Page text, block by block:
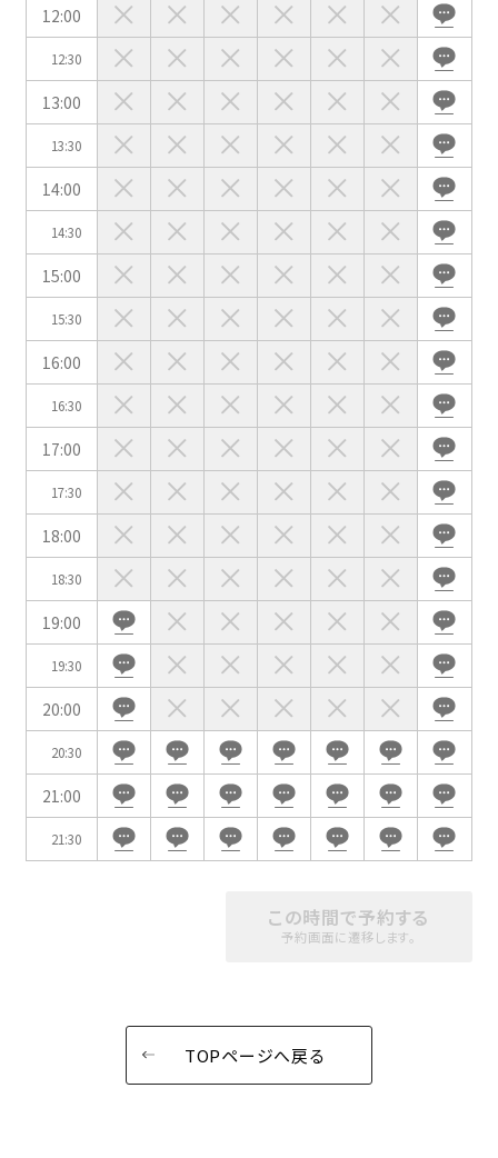
12:00
12:30
13:00
13:30
14:00
14:30
15:00
15:30
16:00
16:30
17:00
17:30
18:00
18:30
19:00
19:30
20:00
20:30
21:00
21:30
この時間で予約する
予約画面に遷移します。
TOPページへ戻る
こだわり条件※複数選択可能
特長で選ぶ
駅直結
天井高3.5ｍ以上
窓があり開放感のある
会場
喫煙所あり
大型スクリーンあり
控室あり
4t車以上荷捌きあり
裏導線あり
時間貸し駐車場あり
専有回線(NURO)あり
用途で選ぶ
パーティ・懇親会
株主総会・IR
e-sports大会
プレス発表
試験
展示会・販売会
この条件で検索
選択している条件をリセットする